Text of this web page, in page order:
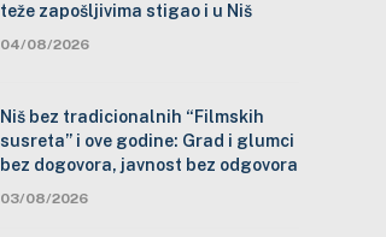
teže zapošljivima stigao i u Niš
04/08/2026
Niš bez tradicionalnih “Filmskih
susreta” i ove godine: Grad i glumci
bez dogovora, javnost bez odgovora
03/08/2026